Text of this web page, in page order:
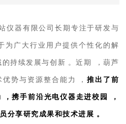
器有限公司长期专注于研发与
为广大行业用户提供个性化的解
续发展与创新。近期，葫芦
与资源整合能力， 推出了前
携手前沿光电仪器走进校园，
享研究成果和技术进展。